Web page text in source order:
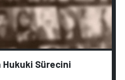
Sürecini